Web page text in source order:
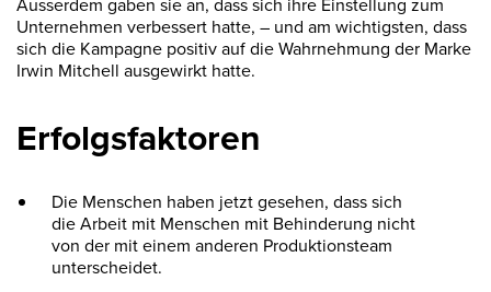
Unternehmen verbessert hatte, – und am wichtigsten, dass
sich die Kampagne positiv auf die Wahrnehmung der Marke
Irwin Mitchell ausgewirkt hatte.
Erfolgsfaktoren
Die Menschen haben jetzt gesehen, dass sich
die Arbeit mit Menschen mit Behinderung nicht
von der mit einem anderen Produktionsteam
unterscheidet.